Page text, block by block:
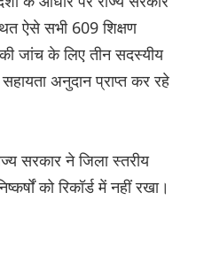
ऐसे सभी 609 शिक्षण
जांच के लिए तीन सदस्यीय
अनुदान प्राप्त कर रहे
सरकार ने जिला स्तरीय
को रिकॉर्ड में नहीं रखा।